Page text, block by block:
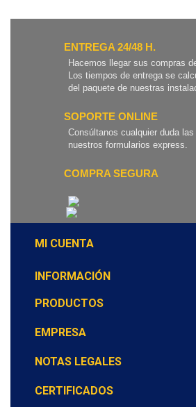
ENTREGA 24/48 H.
Hacemos llegar sus compras
Los tiempos de entrega se
del paquete de nuestras
SOPORTE ONLINE
Consúltanos cualquier duda
nuestros formularios express.
COMPRA SEGURA
MI CUENTA
INFORMACIÓN
PRODUCTOS
EMPRESA
NOTAS LEGALES
CERTIFICADOS